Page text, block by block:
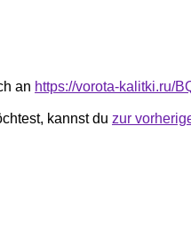
an https://vorota-kalitki.ru/
kannst du zur